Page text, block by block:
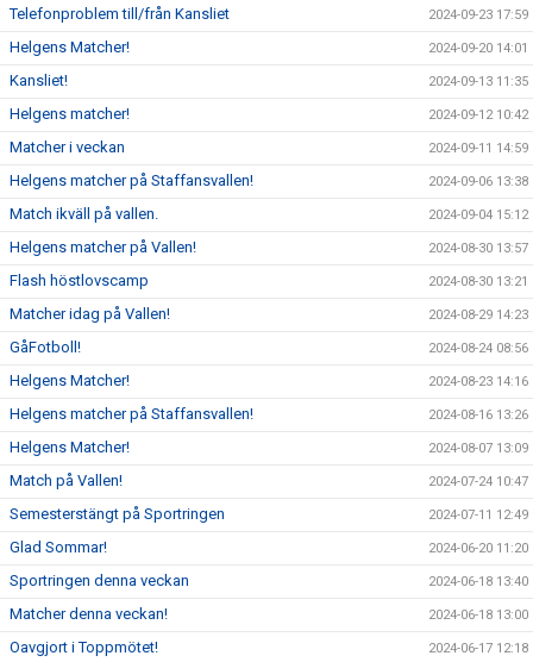
Telefonproblem till/från Kansliet 2024-09-23 17:59
Helgens Matcher! 2024-09-20 14:01
Kansliet! 2024-09-13 11:35
Helgens matcher! 2024-09-12 10:42
Matcher i veckan 2024-09-11 14:59
Helgens matcher på Staffansvallen! 2024-09-06 13:38
Match ikväll på vallen. 2024-09-04 15:12
Helgens matcher på Vallen! 2024-08-30 13:57
Flash höstlovscamp 2024-08-30 13:21
Matcher idag på Vallen! 2024-08-29 14:23
GåFotboll! 2024-08-24 08:56
Helgens Matcher! 2024-08-23 14:16
Helgens matcher på Staffansvallen! 2024-08-16 13:26
Helgens Matcher! 2024-08-07 13:09
Match på Vallen! 2024-07-24 10:47
Semesterstängt på Sportringen 2024-07-11 12:49
Glad Sommar! 2024-06-20 11:20
Sportringen denna veckan 2024-06-18 13:40
Matcher denna veckan! 2024-06-18 13:00
Oavgjort i Toppmötet! 2024-06-17 12:18